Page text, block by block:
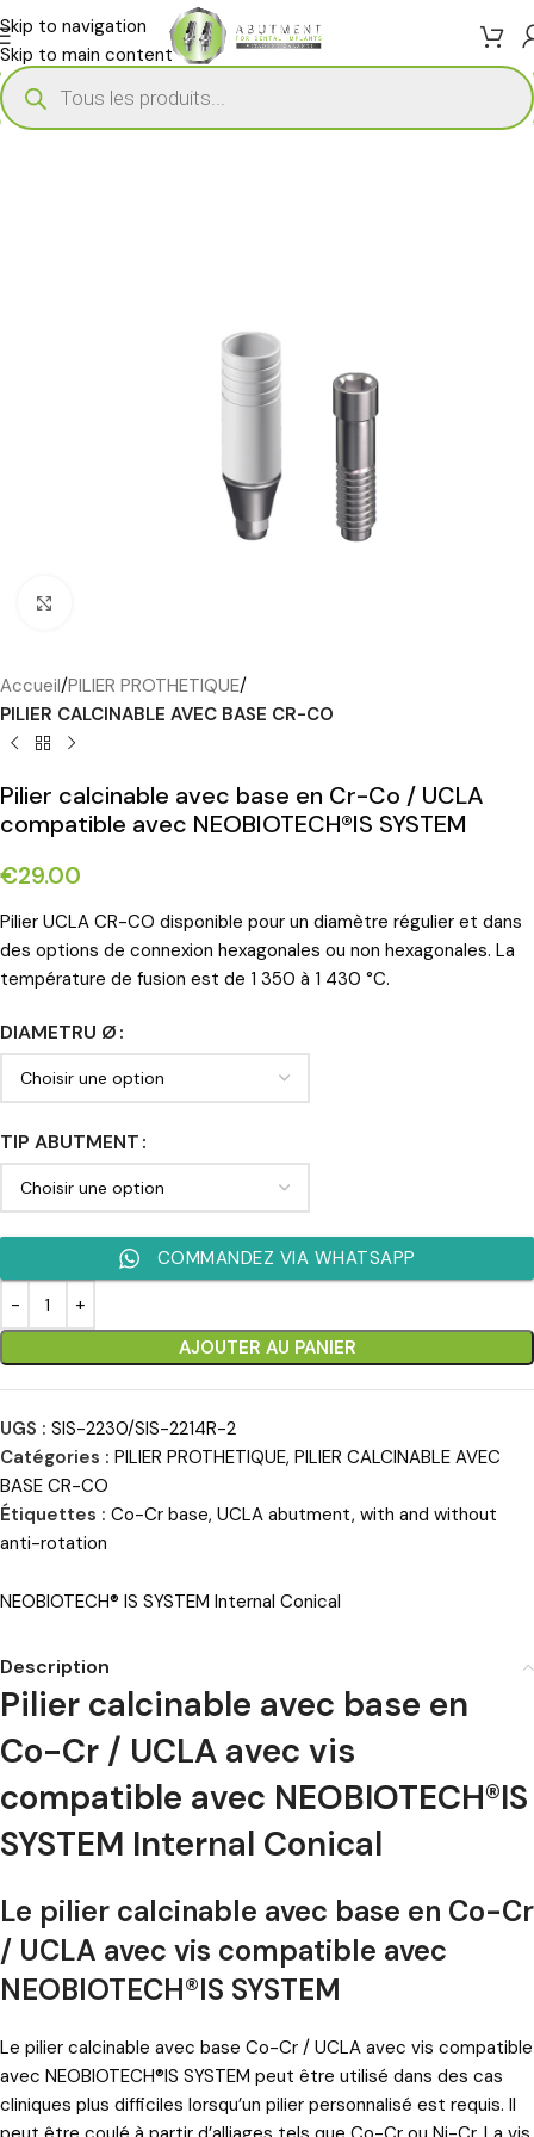
Skip to navigation
Skip to main content
Accueil PILIER PROTHETIQUE
PILIER CALCINABLE AVEC BASE CR-CO
Pilier calcinable avec base en Cr-Co / UCLA
compatible avec NEOBIOTECH®IS SYSTEM
€29.00
Pilier UCLA CR-CO disponible pour un diamètre régulier et dans
des options de connexion hexagonales ou non hexagonales. La
température de fusion est de 1 350 à 1 430 °C.
DIAMETRU Ø
TIP ABUTMENT
AJOUTER AU PANIER
COMMANDEZ VIA WHATSAPP
UGS : SIS-2230/SIS-2214R-2
Catégories : PILIER PROTHETIQUE, PILIER CALCINABLE AVEC
BASE CR-CO
Étiquettes : Co-Cr base, UCLA abutment, with and without
anti-rotation
NEOBIOTECH® IS SYSTEM Internal Conical
Description
Pilier calcinable avec base en
Co-Cr / UCLA avec vis
compatible avec NEOBIOTECH®IS
SYSTEM Internal Conical
Le pilier calcinable avec base en Co-Cr
/ UCLA avec vis compatible avec
NEOBIOTECH®IS SYSTEM
Le pilier calcinable avec base Co-Cr / UCLA avec vis compatible
avec NEOBIOTECH®IS SYSTEM peut être utilisé dans des cas
cliniques plus difficiles lorsqu’un pilier personnalisé est requis. Il